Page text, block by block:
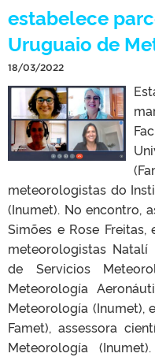
estabelece
Uruguaio de
18/03/2022
meteorologistas do
(Inumet). No encontro,
Simões e Rose
meteorologistas Natalí
de Servicios
Meteorología
Meteorología (Inumet),
Famet), assessora
Meteorología